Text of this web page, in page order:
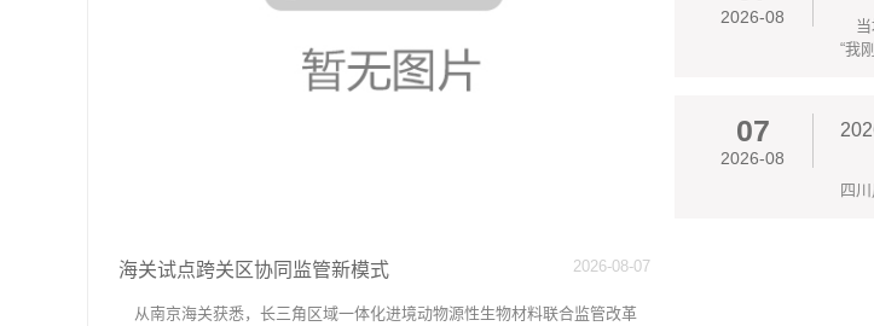
2026-08-07
海关试点跨关区协同监管新模式
从南京海关获悉，长三角区域一体化进境动物源性生物材料联合监管改革
2026-08
当
“我
07
2026-08
福
四